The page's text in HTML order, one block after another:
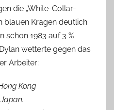
die „White-Collar-
blauen Kragen deutlich
schon 1983 auf 3 %
wetterte gegen das
Arbeiter:
Kong